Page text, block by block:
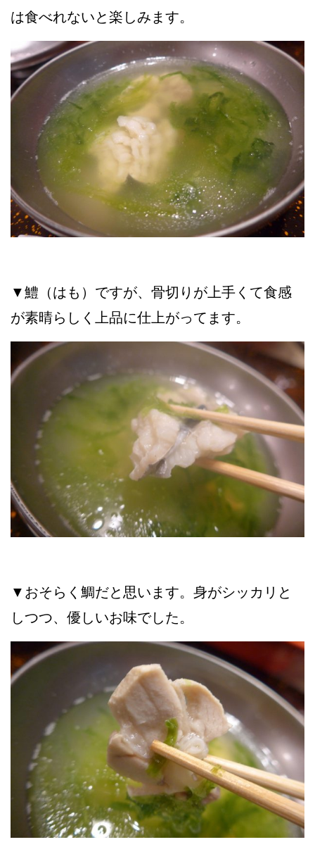
は食べれないと楽しみます。
▼鱧（はも）ですが、骨切りが上手くて食感
が素晴らしく上品に仕上がってます。
▼おそらく鯛だと思います。身がシッカリと
しつつ、優しいお味でした。